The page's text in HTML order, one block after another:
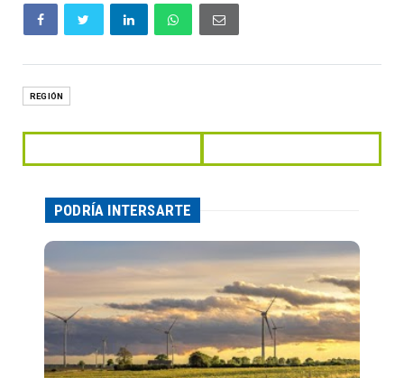
REGIÓN
PODRÍA INTERSARTE